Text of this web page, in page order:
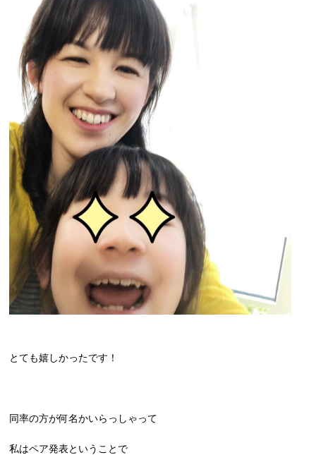
とても嬉しかったです！
同率の方が何名かいらっしゃって
私はペア発表ということで